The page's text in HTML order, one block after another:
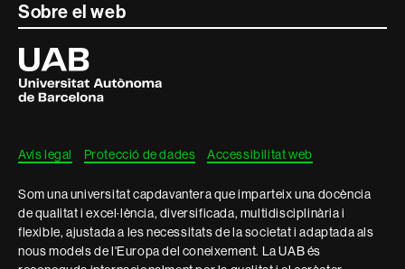
Sobre el web
Universitat
Autònoma
de
Barcelona
Avís legal Protecció de dades Accessibilitat web
Som una universitat capdavantera que imparteix una docència
de qualitat i excel·lència, diversificada, multidisciplinària i
flexible, ajustada a les necessitats de la societat i adaptada als
nous models de l'Europa del coneixement. La UAB és